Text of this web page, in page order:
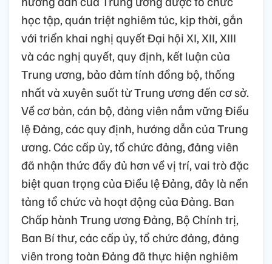
học tập, quán triệt nghiêm túc, kịp thời, gắn
với triển khai nghị quyết Đại hội XI, XII, XIII
và các nghị quyết, quy định, kết luận của
Trung ương, bảo đảm tính đồng bộ, thống
nhất và xuyên suốt từ Trung ương đến cơ sở.
Về cơ bản, cán bộ, đảng viên nắm vững Điều
lệ Đảng, các quy định, hướng dẫn của Trung
ương. Các cấp ủy, tổ chức đảng, đảng viên
đã nhận thức đầy đủ hơn về vị trí, vai trò đặc
biệt quan trọng của Điều lệ Đảng, đây là nền
tảng tổ chức và hoạt động của Đảng. Ban
Chấp hành Trung ương Đảng, Bộ Chính trị,
Ban Bí thư, các cấp ủy, tổ chức đảng, đảng
viên trong toàn Đảng đã thực hiện nghiêm